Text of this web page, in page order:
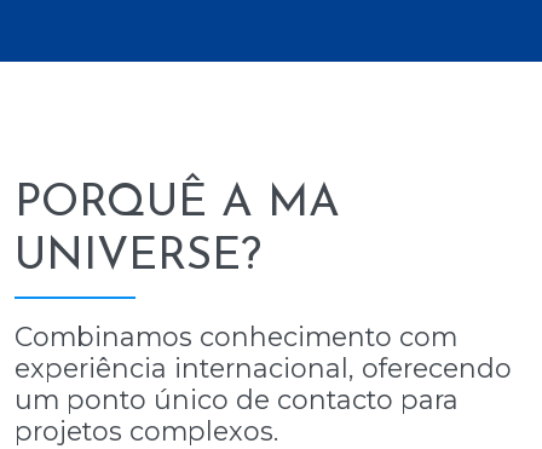
PORQUÊ A MA
UNIVERSE?
Combinamos conhecimento com
experiência internacional, oferecendo
um ponto único de contacto para
projetos complexos.